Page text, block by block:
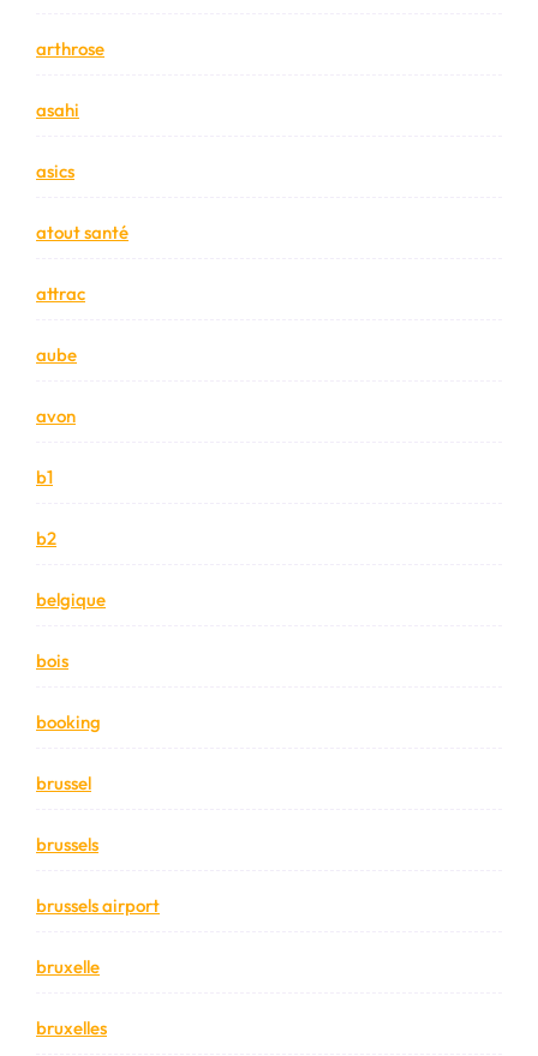
arthrose
asahi
asics
atout santé
attrac
aube
avon
b1
b2
belgique
bois
booking
brussel
brussels
brussels airport
bruxelle
bruxelles